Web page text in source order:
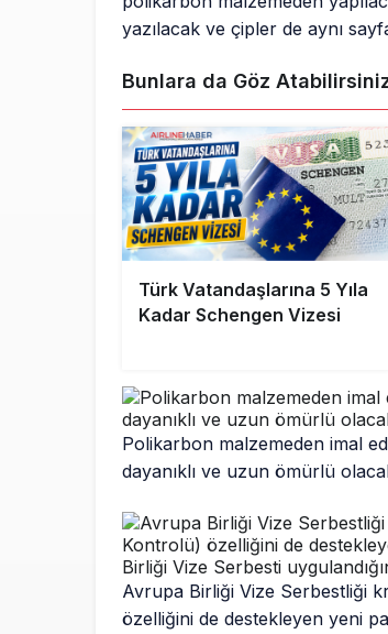
yazılacak ve çipler de aynı
Bunlara da Göz
Türk Vatandaşlarına 5 Yıla
Kadar Schengen Vizesi
Polikarbon malzemeden imal
dayanıklı ve uzun ömürlü
Avrupa Birliği Vize Serbestliği
özelliğini de destekleyen yeni